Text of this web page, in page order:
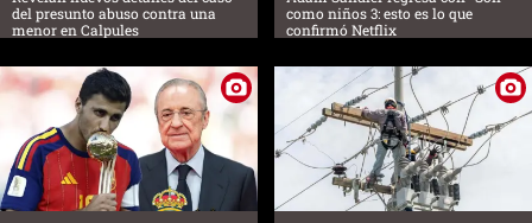
del presunto abuso contra una
menor en Calpules
como niños 3: esto es lo que
confirmó Netflix